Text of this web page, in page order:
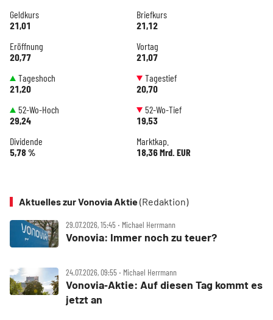
Geldkurs
21,01
Briefkurs
21,12
Eröffnung
20,77
Vortag
21,07
Tageshoch
21,20
Tagestief
20,70
52-Wo-Hoch
29,24
52-Wo-Tief
19,53
Dividende
5,78 %
Marktkap.
18,36 Mrd. EUR
Aktuelles zur Vonovia Aktie(Redaktion)
29.07.2026, 15:45 ‧ Michael Herrmann
Vonovia: Immer noch zu teuer?
24.07.2026, 09:55 ‧ Michael Herrmann
Vonovia‑Aktie: Auf diesen Tag kommt es
jetzt an